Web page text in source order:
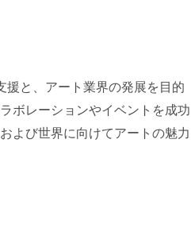
と、アート業界の発展を目的
ボレーションやイベントを成功
よび世界に向けてアートの魅力